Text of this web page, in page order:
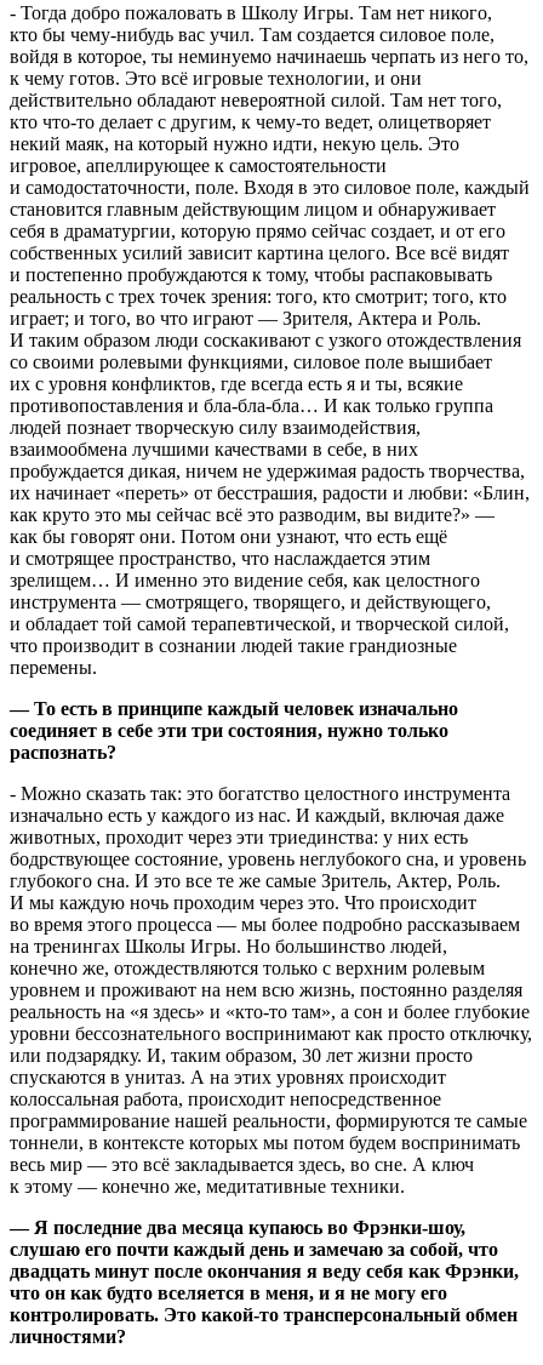
- Тогда добро пожаловать в Школу Игры. Там нет никого,
кто бы чему-нибудь вас учил. Там создается силовое поле,
войдя в которое, ты неминуемо начинаешь черпать из него то,
к чему готов. Это всё игровые технологии, и они
действительно обладают невероятной силой. Там нет того,
кто что-то делает с другим, к чему-то ведет, олицетворяет
некий маяк, на который нужно идти, некую цель. Это
игровое, апеллирующее к самостоятельности
и самодостаточности, поле. Входя в это силовое поле, каждый
становится главным действующим лицом и обнаруживает
себя в драматургии, которую прямо сейчас создает, и от его
собственных усилий зависит картина целого. Все всё видят
и постепенно пробуждаются к тому, чтобы распаковывать
реальность с трех точек зрения: того, кто смотрит; того, кто
играет; и того, во что играют — Зрителя, Актера и Роль.
И таким образом люди соскакивают с узкого отождествления
со своими ролевыми функциями, силовое поле вышибает
их с уровня конфликтов, где всегда есть я и ты, всякие
противопоставления и бла-бла-бла… И как только группа
людей познает творческую силу взаимодействия,
взаимообмена лучшими качествами в себе, в них
пробуждается дикая, ничем не удержимая радость творчества,
их начинает «переть» от бесстрашия, радости и любви: «Блин,
как круто это мы сейчас всё это разводим, вы видите?» —
как бы говорят они. Потом они узнают, что есть ещё
и смотрящее пространство, что наслаждается этим
зрелищем… И именно это видение себя, как целостного
инструмента — смотрящего, творящего, и действующего,
и обладает той самой терапевтической, и творческой силой,
что производит в сознании людей такие грандиозные
перемены.
— То есть в принципе каждый человек изначально
соединяет в себе эти три состояния, нужно только
распознать?
- Можно сказать так: это богатство целостного инструмента
изначально есть у каждого из нас. И каждый, включая даже
животных, проходит через эти триединства: у них есть
бодрствующее состояние, уровень неглубокого сна, и уровень
глубокого сна. И это все те же самые Зритель, Актер, Роль.
И мы каждую ночь проходим через это. Что происходит
во время этого процесса — мы более подробно рассказываем
на тренингах Школы Игры. Но большинство людей,
конечно же, отождествляются только с верхним ролевым
уровнем и проживают на нем всю жизнь, постоянно разделяя
реальность на «я здесь» и «кто-то там», а сон и более глубокие
уровни бессознательного воспринимают как просто отключку,
или подзарядку. И, таким образом, 30 лет жизни просто
спускаются в унитаз. А на этих уровнях происходит
колоссальная работа, происходит непосредственное
программирование нашей реальности, формируются те самые
тоннели, в контексте которых мы потом будем воспринимать
весь мир — это всё закладывается здесь, во сне. А ключ
к этому — конечно же, медитативные техники.
— Я последние два месяца купаюсь во Фрэнки-шоу,
слушаю его почти каждый день и замечаю за собой, что
двадцать минут после окончания я веду себя как Фрэнки,
что он как будто вселяется в меня, и я не могу его
контролировать. Это какой-то трансперсональный обмен
личностями?